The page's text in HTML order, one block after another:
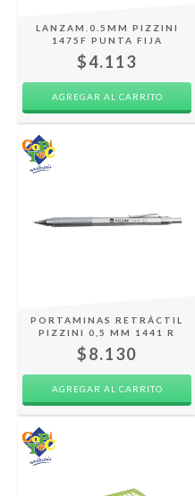
LANZAM.0.5MM PIZZINI
1475F PUNTA FIJA
$4.113
PORTAMINAS RETRÁCTIL
PIZZINI 0,5 MM 1441 R
$8.130